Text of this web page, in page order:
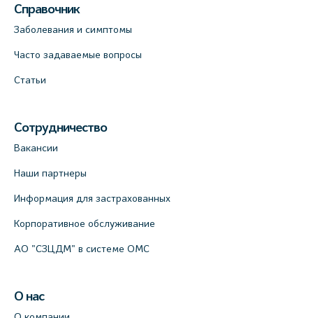
Медицинский центр на Кондратьевском
пр., 62к3 (официальный партнер)
д.3, В.О. (официальный партнёр)
Лабораторный терминал на
Кронверкском пр., 31 (официальный
партнёр)
Справочник
Заболевания и симптомы
Часто задаваемые вопросы
Статьи
Сотрудничество
Вакансии
Наши партнеры
Информация для застрахованных
Корпоративное обслуживание
АО "СЗЦДМ" в системе ОМС
О нас